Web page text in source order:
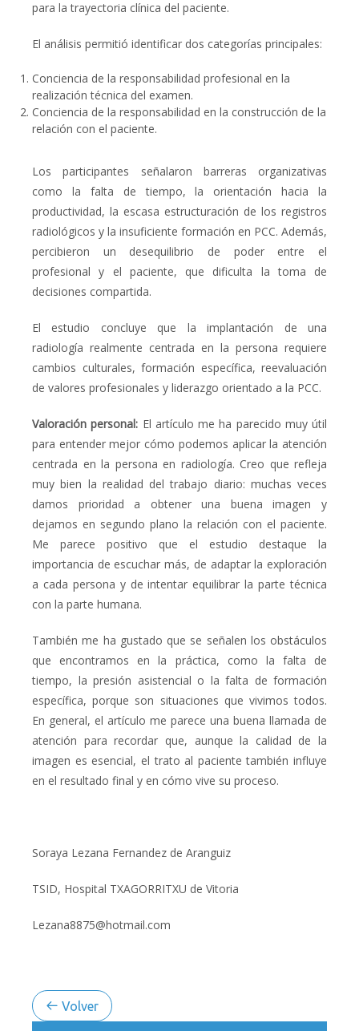
para la trayectoria clínica del paciente.
El análisis permitió identificar dos categorías principales:
Conciencia de la responsabilidad profesional en la
realización técnica del examen.
Conciencia de la responsabilidad en la construcción de la
relación con el paciente.
Los participantes señalaron barreras organizativas
como la falta de tiempo, la orientación hacia la
productividad, la escasa estructuración de los registros
radiológicos y la insuficiente formación en PCC. Además,
percibieron un desequilibrio de poder entre el
profesional y el paciente, que dificulta la toma de
decisiones compartida.
El estudio concluye que la implantación de una
radiología realmente centrada en la persona requiere
cambios culturales, formación específica, reevaluación
de valores profesionales y liderazgo orientado a la PCC.
Valoración personal: El artículo me ha parecido muy útil
para entender mejor cómo podemos aplicar la atención
centrada en la persona en radiología. Creo que refleja
muy bien la realidad del trabajo diario: muchas veces
damos prioridad a obtener una buena imagen y
dejamos en segundo plano la relación con el paciente.
Me parece positivo que el estudio destaque la
importancia de escuchar más, de adaptar la exploración
a cada persona y de intentar equilibrar la parte técnica
con la parte humana.
También me ha gustado que se señalen los obstáculos
que encontramos en la práctica, como la falta de
tiempo, la presión asistencial o la falta de formación
específica, porque son situaciones que vivimos todos.
En general, el artículo me parece una buena llamada de
atención para recordar que, aunque la calidad de la
imagen es esencial, el trato al paciente también influye
en el resultado final y en cómo vive su proceso.
Soraya Lezana Fernandez de Aranguiz
TSID, Hospital TXAGORRITXU de Vitoria
Lezana8875@hotmail.com
Volver